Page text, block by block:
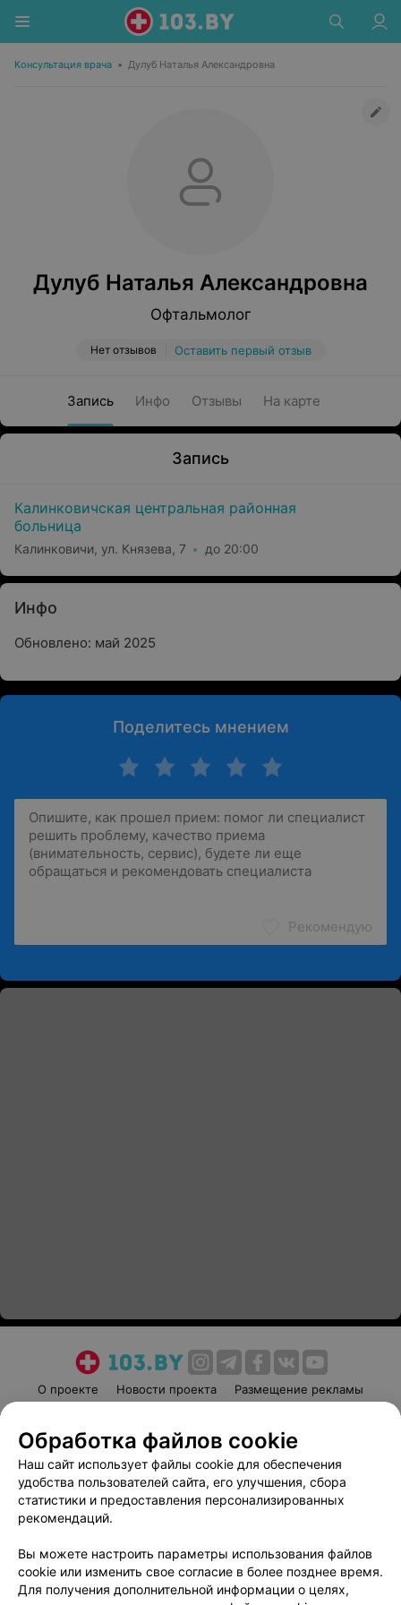
Консультация врача • Дулуб Наталья Александровна
Дулуб Наталья Александровна
Офтальмолог
Нет отзывов Оставить первый отзыв
Запись Инфо Отзывы На карте
Запись
Калинковичская центральная районная
больница
Калинковичи, ул. Князева, 7 до 20:00
Инфо
Обновлено: май 2025
Поделитесь мнением
Рекомендую
О проекте Новости проекта
Размещение рекламы
Пользовательское соглашение
Способы оплаты
Вакансии
Партнеры
Написать руководителю 103.by
Обработка персональных данных
Обработка файлов cookie
Наш сайт использует файлы cookie для обеспечения
удобства пользователей сайта, его улучшения, сбора
статистики и предоставления персонализированных
рекомендаций.
Вы можете настроить параметры использования файлов
cookie или изменить свое согласие в более позднее время.
Для получения дополнительной информации о целях,